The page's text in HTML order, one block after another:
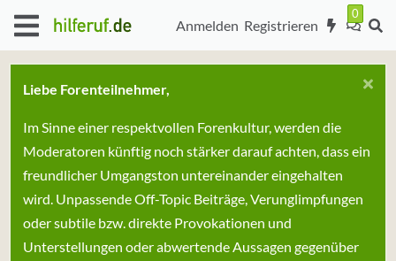
Anmelden Registrieren
Liebe Forenteilnehmer,
Im Sinne einer respektvollen Forenkultur, werden die
Moderatoren künftig noch stärker darauf achten, dass ein
freundlicher Umgangston untereinander eingehalten
wird. Unpassende Off-Topic Beiträge, Verunglimpfungen
oder subtile bzw. direkte Provokationen und
Unterstellungen oder abwertende Aussagen gegenüber